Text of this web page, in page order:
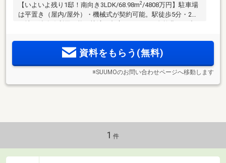
【いよいよ残り1邸！南向き3LDK/68.98m2/4808万円】駐車場
は平置き（屋内/屋外）・機械式が契約可能。駅徒歩5分・2つ
まに。
資料をもらう(無料)
※SUUMOのお問い合わせページへ移動します
1 件